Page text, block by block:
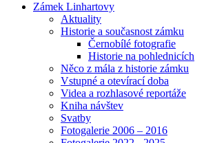
Zámek Linhartovy
Aktuality
Historie a současnost zámku
Černobílé fotografie
Historie na pohlednicích
Něco z mála z historie zámku
Vstupné a otevírací doba
Videa a rozhlasové reportáže
Kniha návštev
Svatby
Fotogalerie 2006 – 2016